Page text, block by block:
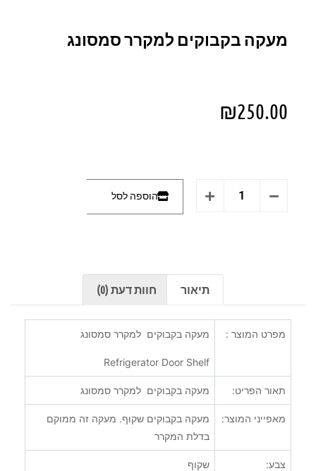
מעקה בקבוקים למקרר סמסונג
₪250.00
הוספה לסל
תיאור חוות דעת (0)
מפרט המוצר : מעקה בקבוקים למקרר סמסונג
Refrigerator Door Shelf
תאור הפריט: מעקה בקבוקים למקרר סמסונג
מאפייני המוצר:
מעקה בקבוקים שקוף. מעקה זה ממוקם
בדלת המקרר
צבע: שקוף